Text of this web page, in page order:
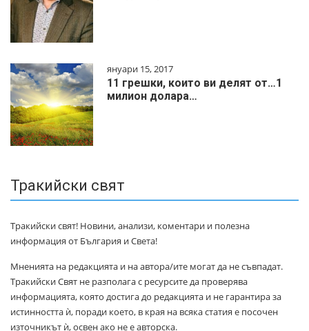
януари 15, 2017
11 грешки, които ви делят от…1
милиoн дoлapa…
Тракийски свят
Тракийски свят! Новини, анализи, коментари и полезна
информация от България и Света!
Мненията на редакцията и на автора/ите могат да не съвпадат.
Тракийски Свят не разполага с ресурсите да проверява
информацията, която достига до редакцията и не гарантира за
истинността ѝ, поради което, в края на всяка статия е посочен
източникът ѝ, освен ако не е авторска.